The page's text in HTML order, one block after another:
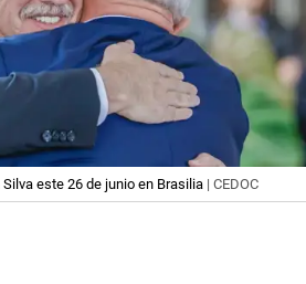
este 26 de junio en Brasilia | CEDOC